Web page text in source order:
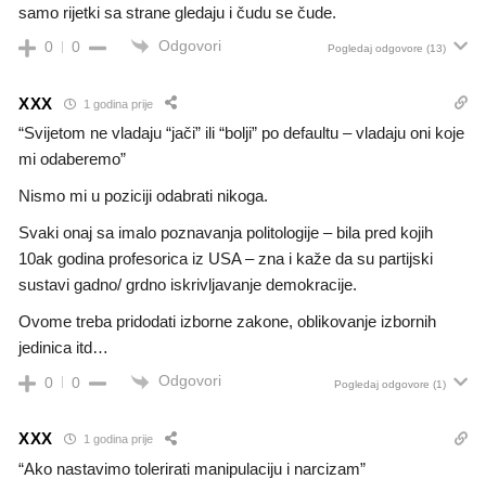
samo rijetki sa strane gledaju i čudu se čude.
0 0 Odgovori Pogledaj odgovore (13)
XXX 1 godina prije
“Svijetom ne vladaju “jači” ili “bolji” po defaultu – vladaju oni koje
mi odaberemo”
Nismo mi u poziciji odabrati nikoga.
Svaki onaj sa imalo poznavanja politologije – bila pred kojih
10ak godina profesorica iz USA – zna i kaže da su partijski
sustavi gadno/ grdno iskrivljavanje demokracije.
Ovome treba pridodati izborne zakone, oblikovanje izbornih
jedinica itd…
0 0 Odgovori Pogledaj odgovore (1)
XXX 1 godina prije
“Ako nastavimo tolerirati manipulaciju i narcizam”